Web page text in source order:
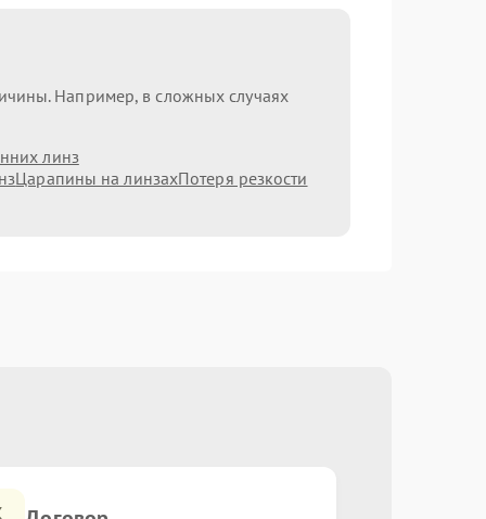
Например, в сложных случаях
линз
Царапины на линзахПотеря резкости